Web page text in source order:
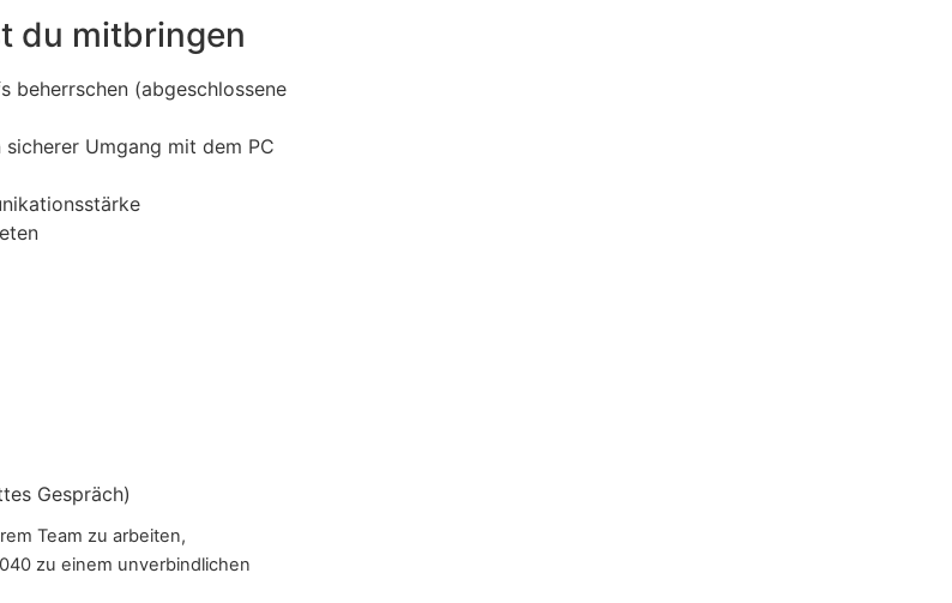
du mitbringen
beherrschen (abgeschlossene
Umgang mit dem PC
Gespräch)
Team zu arbeiten,
zu einem unverbindlichen